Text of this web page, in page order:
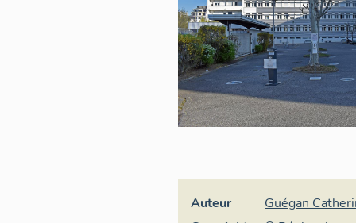
Auteur
Guégan